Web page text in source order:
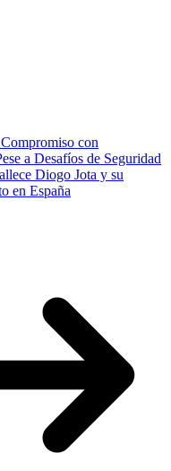
con
a Desafíos de Seguridad
Diogo Jota y su
en España